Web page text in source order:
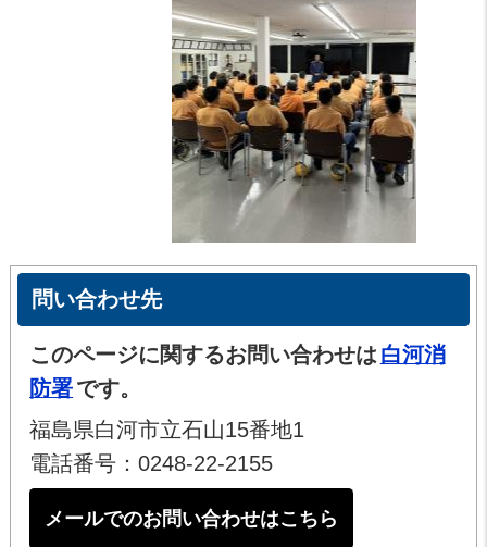
問い合わせ先
このページに関するお問い合わせは 白河消
防署です。
福島県白河市立石山15番地1
電話番号：0248-22-2155
メールでのお問い合わせはこちら